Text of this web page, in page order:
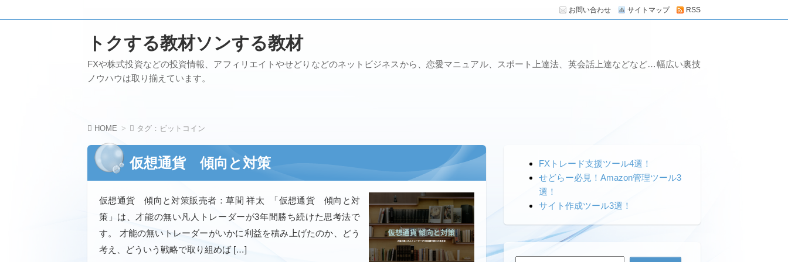
お問い合わせ サイトマップ RSS
トクする教材ソンする教材
FXや株式投資などの投資情報、アフィリエイトやせどりなどのネットビジネスから、恋愛マニュアル、スポート上達法、英会話上達などなど…幅広い裏技
ノウハウは取り揃えています。
HOME タグ：ビットコイン
仮想通貨 傾向と対策
仮想通貨 傾向と対策販売者：草間 祥太 「仮想通貨 傾向と対
策」は、才能の無い凡人トレーダーが3年間勝ち続けた思考法で
す。 才能の無いトレーダーがいかに利益を積み上げたのか、どう
考え、どういう戦略で取り組めば […]
FXトレード支援ツール4選！
せどらー必見！Amazon管理ツール3
選！
サイト作成ツール3選！
検